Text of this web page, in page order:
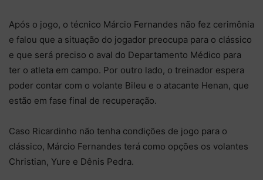
Após o jogo, o técnico Márcio Fernandes não fez cerimônia
e falou que a situação do jogador preocupa para o clássico
e que será preciso o aval do Departamento Médico para
ter o atleta em campo. Por outro lado, o treinador espera
poder contar com o volante Bileu e o atacante Henan, que
estão em fase final de recuperação.
Caso Ricardinho não tenha condições de jogo para o
clássico, Márcio Fernandes terá como opções os volantes
Christian, Yure e Dênis Pedra.